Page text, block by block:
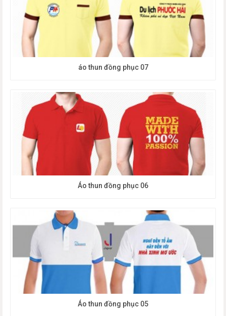
áo thun đồng phục 07
Áo thun đồng phục 06
Áo thun đồng phục 05